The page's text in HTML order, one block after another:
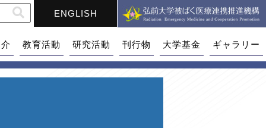
ENGLISH
教育活動 研究活動 刊行物 大学基金 ギャラリー